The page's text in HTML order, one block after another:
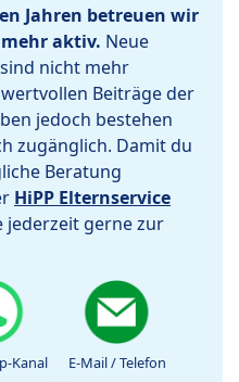
Jahren betreuen wir
aktiv. Neue
nicht mehr
Beiträge der
jedoch bestehen
zugänglich. Damit du
Beratung
HiPP Elternservice
jederzeit gerne zur
Kanal E-Mail / Telefon